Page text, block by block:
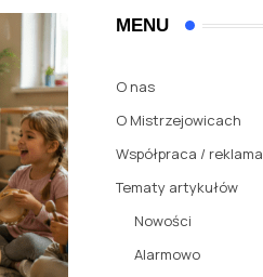
MENU
O nas
O Mistrzejowicach
Współpraca / reklama
Tematy artykułów
Nowości
Alarmowo